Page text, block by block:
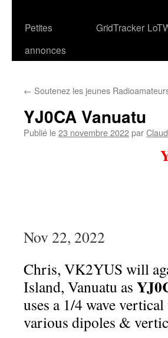
Petites
annonces
GridTracker
← Soutenez les jeunes
YJ0CA Vanuatu
Publié le23 novembre 2022par
Nov 22, 2022
Chris, VK2YUS will
Island, Vanuatu as
uses a 1/4 wave
various dipoles &